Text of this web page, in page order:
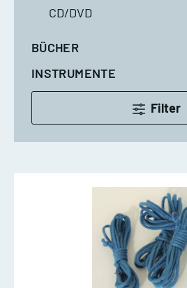
CD/DVD
BÜCHER
INSTRUMENTE
Filter